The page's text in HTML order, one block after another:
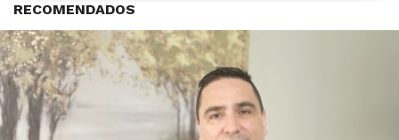
RECOMENDADOS